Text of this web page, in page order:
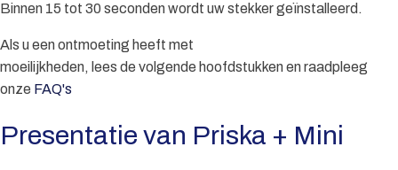
Binnen 15 tot 30 seconden wordt uw stekker geïnstalleerd.
Als u een ontmoeting heeft met
moeilijkheden, lees de volgende hoofdstukken en raadpleeg
onze FAQ's
Presentatie van Priska + Mini